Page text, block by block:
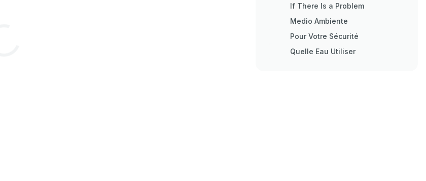
If There Is a Problem
Medio Ambiente
Pour Votre Sécurité
Quelle Eau Utiliser